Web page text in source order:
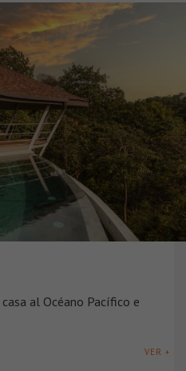
al Océano Pacífico e
VER +